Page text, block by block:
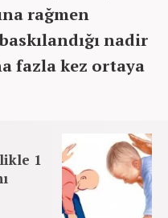
rağmen
nadir
fazla kez ortaya
1